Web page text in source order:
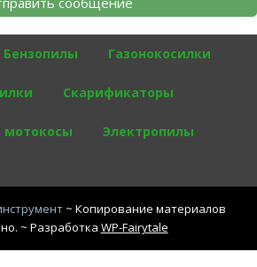
Бензопилы Газонокосилки
Скарификаторы
Электропилы
~ Копирование материалов
~ Разработка WP-Fairytale